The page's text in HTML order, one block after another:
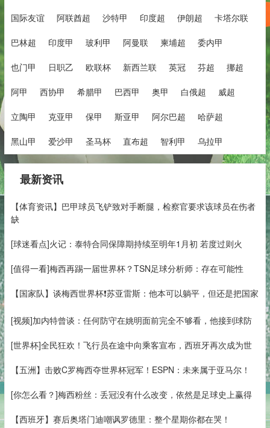
国际友谊 阿联酋超 沙特甲 印度超 伊朗超 卡塔尔联
巴林超 印度甲 玻利甲 阿曼联 柬埔超 委内甲
也门甲 日职乙 欧联杯 新西兰联 英冠 芬超 挪超
阿甲 西协甲 希腊甲 巴西甲 奥甲 白俄超 威超
立陶甲 克亚甲 保甲 斯亚甲 阿尔巴超 哈萨超
黑山甲 爱沙甲 圣马杯 直布超 智利甲 乌拉甲
最新资讯
【体育资讯】巴甲球员飞铲致对手断腿，检察官要求该球员在伤者
缺
[球迷看点]火记：泰特合同保障期持续至明年1月初 若度过则火
[值得一看]梅西再踢一届世界杯？TSN足球分析师：存在可能性
【国家队】谈梅西世界杯❗苏亚雷斯：他本可以躺平，但还是把国家
[视频]加内特曾谈：任何防守在姚明面前完全不够看，他接到球防
[世界杯]全民狂欢！飞行员在途中向乘客宣布，西班牙再次成为世
【五洲】击败C罗梅西夺世界杯冠军！ESPN：未来属于亚马尔！
[你怎么看？]梅西粉丝：丢冠没有什么改变，依然是足球史上赢得
【西班牙】赛后奥塔门迪嘲讽罗德里：整个星期你都在哭！